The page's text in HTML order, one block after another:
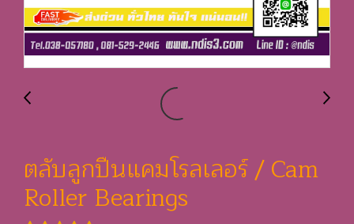
ตลับลูกปืนแคมโรลเลอร์ / Cam
Roller Bearings